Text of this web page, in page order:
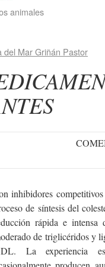
animales
del Mar Griñán Pastor
inhibidores
de síntesis del
rápida e
de triglicéridos y
La experiencia